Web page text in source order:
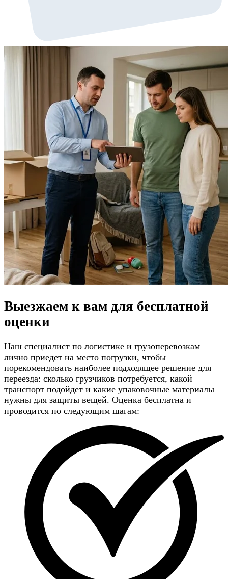
Выезжаем к вам для бесплатной
оценки
Наш специалист по логистике и грузоперевозкам
лично приедет на место погрузки, чтобы
порекомендовать наиболее подходящее решение для
переезда: сколько грузчиков потребуется, какой
транспорт подойдет и какие упаковочные материалы
нужны для защиты вещей. Оценка бесплатна и
проводится по следующим шагам: